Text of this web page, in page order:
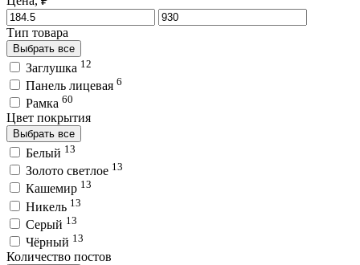
Тип товара
Выбрать все
Заглушка 12
Панель лицевая 6
Рамка 60
Цвет покрытия
Выбрать все
Белый 13
Золото светлое 13
Кашемир 13
Никель 13
Серый 13
Чёрный 13
Количество постов